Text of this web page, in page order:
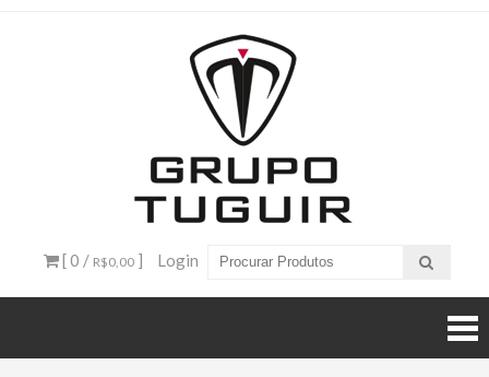
– Grupo
Tuguir
[ 0 / R$0,00 ] Login